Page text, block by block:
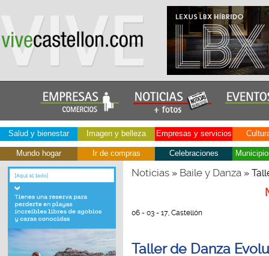
Salud y bienestar Imagen y belleza Empresas y servicios
Mundo hogar Ir de compras Celebraciones
Noticias» Baile y Danza»
06 - 03 - 17, Castellón
Taller de Danza